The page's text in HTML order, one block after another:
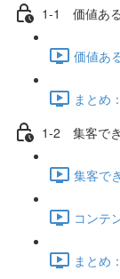
1-1 価値あ
価値あ
まとめ
1-2 集客で
集客で
コンテ
まとめ